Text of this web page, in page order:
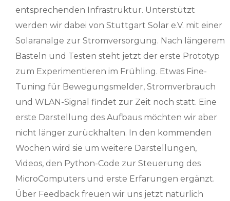
entsprechenden Infrastruktur. Unterstützt
werden wir dabei von Stuttgart Solar e.V. mit einer
Solaranalge zur Stromversorgung. Nach längerem
Basteln und Testen steht jetzt der erste Prototyp
zum Experimentieren im Frühling. Etwas Fine-
Tuning für Bewegungsmelder, Stromverbrauch
und WLAN-Signal findet zur Zeit noch statt. Eine
erste Darstellung des Aufbaus möchten wir aber
nicht länger zurückhalten. In den kommenden
Wochen wird sie um weitere Darstellungen,
Videos, den Python-Code zur Steuerung des
MicroComputers und erste Erfarungen ergänzt.
Über Feedback freuen wir uns jetzt natürlich